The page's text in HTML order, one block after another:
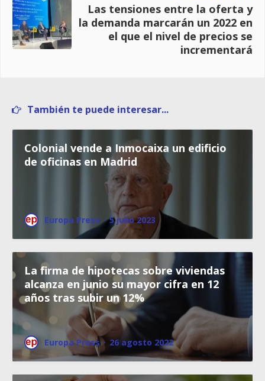
Las tensiones entre la oferta y
la demanda marcarán un 2022 en
el que el nivel de precios se
incrementará
También te puede interesar...
Colonial vende a Inmocaixa un edificio
de oficinas en Madrid
Europa Press · 5 julio 2023
La firma de hipotecas sobre viviendas
alcanza en junio su mayor cifra en 12
años tras subir un 12%
Europa Press · 26 agosto 2022